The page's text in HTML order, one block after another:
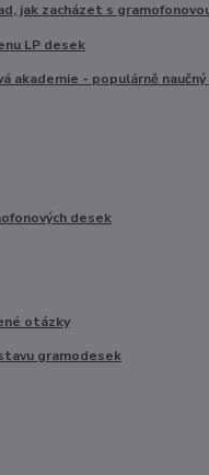
jak zacházet s
LP desek
akademie - populárně
desek
otázky
gramodesek